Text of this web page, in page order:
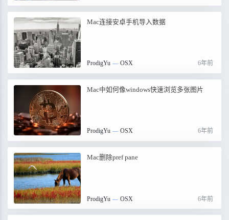
Mac连接安卓手机导入数据
ProdigYu — OSX 6年前
Mac中如何像windows快速浏览多张图片
ProdigYu — OSX 6年前
Mac删除pref pane
ProdigYu — OSX 6年前